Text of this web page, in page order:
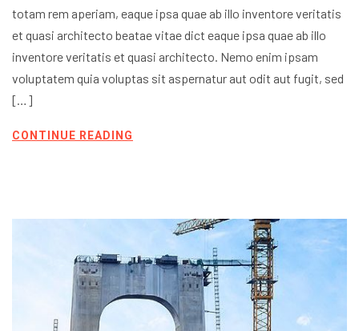
totam rem aperiam, eaque ipsa quae ab illo inventore veritatis
et quasi architecto beatae vitae dict eaque ipsa quae ab illo
inventore veritatis et quasi architecto. Nemo enim ipsam
voluptatem quia voluptas sit aspernatur aut odit aut fugit, sed
[…]
CONTINUE READING